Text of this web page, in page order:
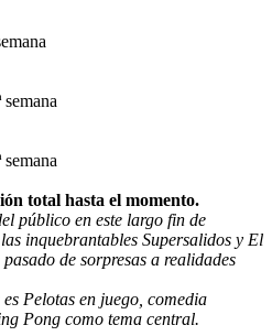
semana
semana
total hasta el momento.
público en este largo fin de
inquebrantables Supersalidos y El
de sorpresas a realidades
Pelotas en juego, comedia
Pong como tema central.